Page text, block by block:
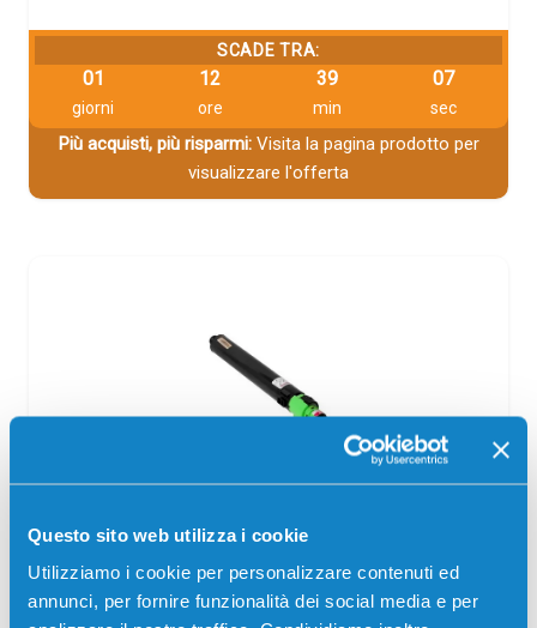
Questo sito web utilizza i cookie
Utilizziamo i cookie per personalizzare contenuti ed
annunci, per fornire funzionalità dei social media e per
SCADE TRA:
01
giorni
12
ore
39
min
06
sec
Più acquisti, più risparmi:Visita la pagina prodotto per
visualizzare l'offerta
MAGENTA
Compatibile Magenta
Codice: